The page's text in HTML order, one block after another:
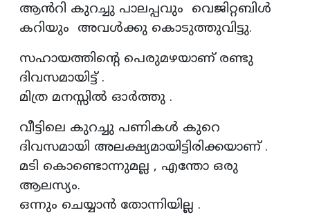
ആൻറി കുറച്ചു പാലപ്പവും വെജിറ്റബിൾ
കറിയും അവൾക്കു കൊടുത്തുവിട്ടു.
സഹായത്തിന്റെ പെരുമഴയാണ് രണ്ടു
ദിവസമായിട്ട് .
മിത്ര മനസ്സിൽ ഓർത്തു .
വീട്ടിലെ കുറച്ചു പണികൾ കുറെ
ദിവസമായി അലക്ഷ്യമായിട്ടിരിക്കയാണ് .
മടി കൊണ്ടൊന്നുമല്ല , എന്തോ ഒരു
ആലസ്യം.
ഒന്നും ചെയ്യാൻ തോന്നിയില്ല .